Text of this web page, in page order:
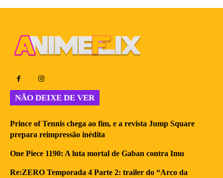
posts
NÃO DEIXE DE VER
Prince of Tennis chega ao fim, e a revista Jump Square
prepara reimpressão inédita
One Piece 1190: A luta mortal de Gaban contra Imu
Re:ZERO Temporada 4 Parte 2: trailer do “Arco da